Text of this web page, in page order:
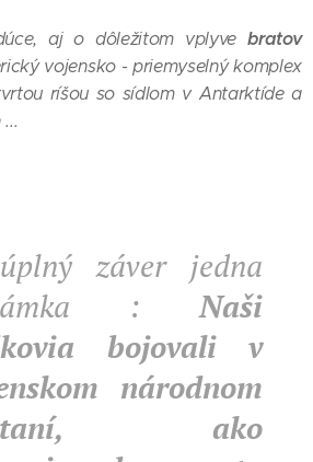
aj o dôležitom vplyve bratov
vojensko - priemyselný komplex
ríšou so sídlom v Antarktíde a
záver jedna
:Naši
bojovali v
národnom
ako